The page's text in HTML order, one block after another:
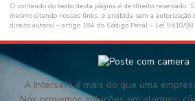
O conteúdo do texto desta página é de direito reservado.
mesmo citando nossos links, é proibida sem a autorização
direito autoral – artigo 184 do Código Penal – Lei 9610/
A Intersafe é mais do que uma